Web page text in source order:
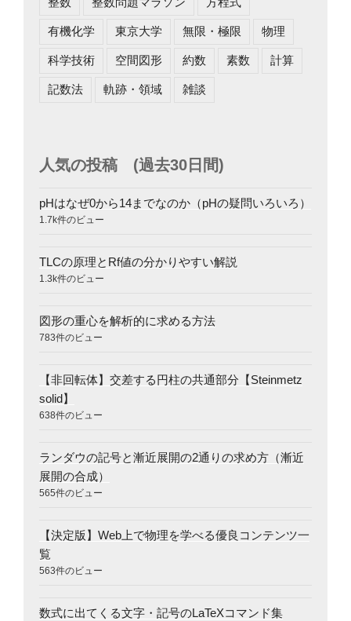
有機化学 東京大学 無限・極限 物理
科学技術 空間図形 約数 素数 計算
記数法 軌跡・領域 雑談
人気の投稿 (過去30日間)
pHはなぜ0から14までなのか（pHの疑問いろいろ）
1.7k件のビュー
TLCの原理とRf値の分かりやすい解説
1.3k件のビュー
図形の重心を解析的に求める方法
783件のビュー
【非回転体】交差する円柱の共通部分【Steinmetz
solid】
638件のビュー
ランダウの記号と漸近展開の2通りの求め方（漸近
展開の合成）
565件のビュー
【決定版】Web上で物理を学べる優良コンテンツ一
覧
563件のビュー
数式に出てくる文字・記号のLaTeXコマンド集